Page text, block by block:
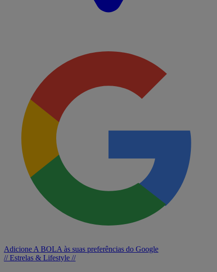
Adicione A BOLA às suas preferências do Google
// Estrelas & Lifestyle //